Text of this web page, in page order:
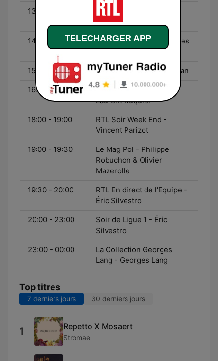
13:30 - 14:00
On refait la télé - Eric
Dussart & Jade
14:00 - 15:00
L'heure du crime - Jacques
Pradel
15:00 - 16:00 100% Live - Éric Jean-Jean
16:00 - 18:00
Les Grosses Têtes -
Laurent Ruquier
18:00 - 19:00
RTL Soir Week End -
Vincent Parizot
19:00 - 19:30
Le Mag Pol - Philippe
Robuchon & Olivier
Mazerolle
19:30 - 20:00
RTL En direct de l'Equipe -
Éric Silvestro
20:00 - 23:00
Soir de Ligue 1 - Éric
Silvestro
23:00 - 00:00
La Collection Georges
Lang - Georges Lang
Top titres
7 derniers jours 30 derniers jours
1 Repetto X Mosaert
Stromae
TELECHARGER APP